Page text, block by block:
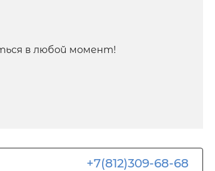
в любой момент!
+7(812)309-68-68